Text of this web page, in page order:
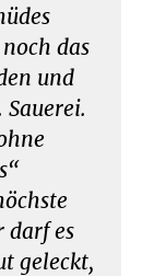
das
und
darf es
geleckt,